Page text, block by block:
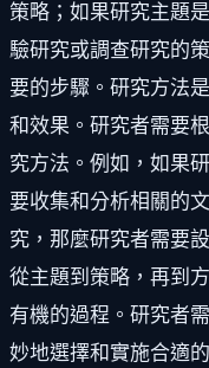
策略；如果研究主題
驗研究或調查研究的
要的步驟。研究方法
和效果。研究者需要
究方法。例如，如果
要收集和分析相關的
究，那麼研究者需要
從主題到策略，再到
有機的過程。研究者
妙地選擇和實施合適